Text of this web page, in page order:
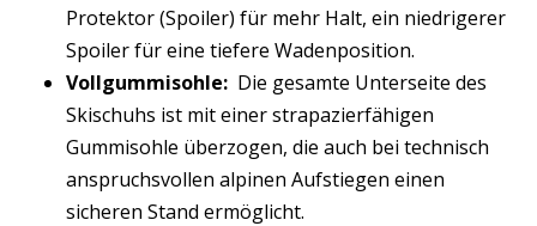
Protektor (Spoiler) für mehr Halt, ein niedrigerer
Spoiler für eine tiefere Wadenposition.
Vollgummisohle: Die gesamte Unterseite des
Skischuhs ist mit einer strapazierfähigen
Gummisohle überzogen, die auch bei technisch
anspruchsvollen alpinen Aufstiegen einen
sicheren Stand ermöglicht.